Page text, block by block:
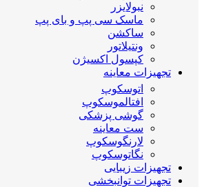
نبولایزر
ماسک سی پپ و بای پپ
ساکشن
ونتیلاتور
کپسول اکسیژن
تجهیزات معاینه
اتوسکوپ
افتالموسکوپ
گوشی پزشکی
ست معاینه
لارنگوسکوپ
نگاتوسکوپ
تجهیزات زیبایی
تجهیزات توانبخشی